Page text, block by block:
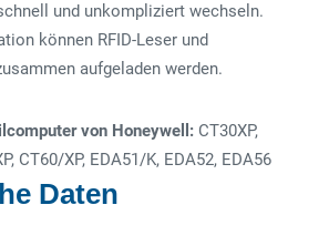
und unkompliziert wechseln.
können RFID-Leser und
aufgeladen werden.
von Honeywell: CT30XP,
CT60/XP, EDA51/K, EDA52, EDA56
Daten